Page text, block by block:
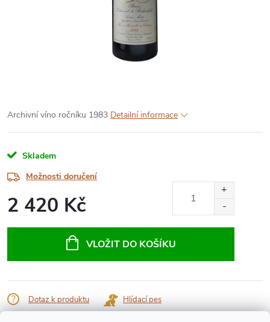
Archivní víno ročníku 1983 Detailní informace
Skladem
Možnosti doručení
2 420 Kč
VLOŽIT DO KOŠÍKU
Dotaz k produktu Hlídací pes